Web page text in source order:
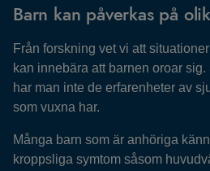
Barn kan påverkas på
Från forskning vet vi att
kan innebära att barnen oroar
har man inte de erfarenheter av
som vuxna har.
Många barn som är anhöriga
kroppsliga symtom såsom